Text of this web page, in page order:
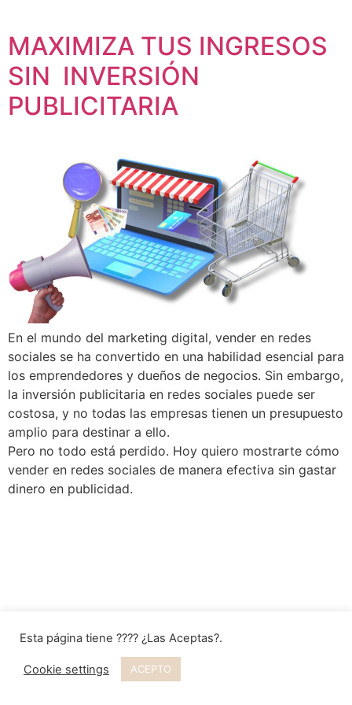
MAXIMIZA TUS INGRESOS
SIN INVERSIÓN
PUBLICITARIA
En el mundo del marketing digital, vender en redes
sociales se ha convertido en una habilidad esencial para
los emprendedores y dueños de negocios. Sin embargo,
la inversión publicitaria en redes sociales puede ser
costosa, y no todas las empresas tienen un presupuesto
amplio para destinar a ello.
Pero no todo está perdido. Hoy quiero mostrarte cómo
vender en redes sociales de manera efectiva sin gastar
dinero en publicidad.
Esta página tiene ???? ¿Las Aceptas?.
Cookie settings ACEPTO